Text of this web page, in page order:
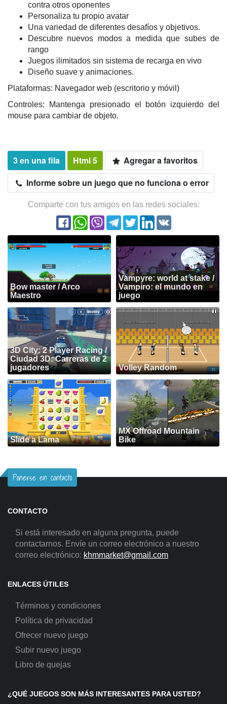
contra otros oponentes
Personaliza tu propio avatar
Una variedad de diferentes desafíos y objetivos.
Descubre nuevos modos a medida que subes de
rango
Juegos ilimitados sin sistema de recarga en vivo
Diseño suave y animaciones.
Plataformas: Navegador web (escritorio y móvil)
Controles: Mantenga presionado el botón izquierdo del
mouse para cambiar de objeto.
3 en una fila Html 5
Agregar a favoritos
Informe sobre un juego que no funciona o error
Comparte con tus amigos en las redes sociales:
Bow master / Arco
Maestro
Vampyre: world at stake /
Vampiro: el mundo en
juego
3D City: 2 Player Racing /
Ciudad 3D: Carreras de 2
jugadores
Volley Random
Slide a Lama
MX Offroad Mountain
Bike
Ponerse en contacto
CONTACTO
Si está interesado en alguna pregunta, puede
contactarnos. Envíe un correo electrónico a nuestro
correo electrónico: khmmarket@gmail.com
ENLACES ÚTILES
Términos y condiciones
Política de privacidad
Ofrecer nuevo juego
Subir nuevo juego
Libro de quejas
¿QUÉ JUEGOS SON MÁS INTERESANTES PARA USTED?